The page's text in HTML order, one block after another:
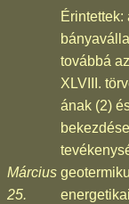
Március
25.
Érintettek:
továbbá
XLVIII.
ának (2)